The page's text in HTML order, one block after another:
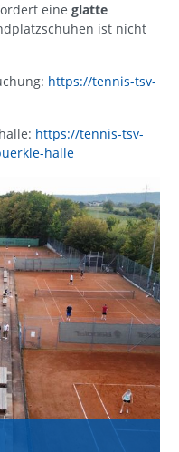
eine glatte
ist nicht
https://tennis-tsv-
https://tennis-tsv-
halle